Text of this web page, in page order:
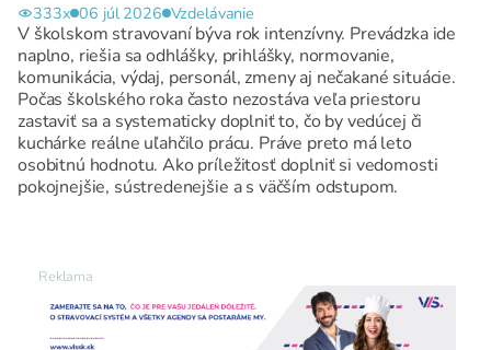
333x 06 júl 2026 Vzdelávanie
V školskom stravovaní býva rok intenzívny. Prevádzka ide
naplno, riešia sa odhlášky, prihlášky, normovanie,
komunikácia, výdaj, personál, zmeny aj nečakané situácie.
Počas školského roka často nezostáva veľa priestoru
zastaviť sa a systematicky doplniť to, čo by vedúcej či
kuchárke reálne uľahčilo prácu. Práve preto má leto
osobitnú hodnotu. Ako príležitosť doplniť si vedomosti
pokojnejšie, sústredenejšie a s väčším odstupom.